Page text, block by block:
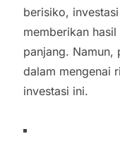
berisiko,
memberikan
panjang. Namun,
dalam mengenai
investasi ini.